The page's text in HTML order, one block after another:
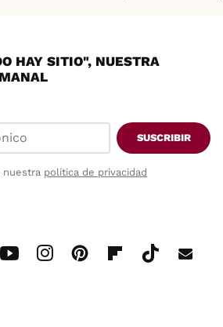
HAY SITIO", NUESTRA
SUSCRIBIR
nuestra política de privacidad